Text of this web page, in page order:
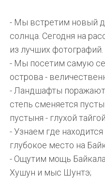
- Мы встретим новый
солнца. Сегодня на
из лучших фотографий.
- Мы посетим самую
острова -
- Ландшафты
степь сменяется
пустыня - глухой
- Узнаем где
глубокое место на
- Ощутим мощь
Хушун и мыс Шунтэ;